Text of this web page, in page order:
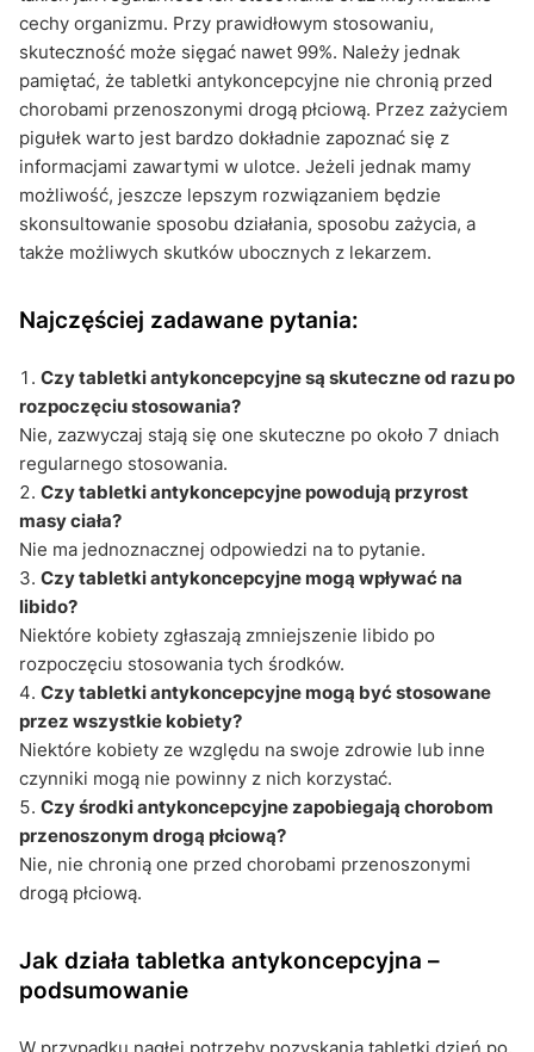
cechy organizmu. Przy prawidłowym stosowaniu,
skuteczność może sięgać nawet 99%. Należy jednak
pamiętać, że tabletki antykoncepcyjne nie chronią przed
chorobami przenoszonymi drogą płciową. Przez zażyciem
pigułek warto jest bardzo dokładnie zapoznać się z
informacjami zawartymi w ulotce. Jeżeli jednak mamy
możliwość, jeszcze lepszym rozwiązaniem będzie
skonsultowanie sposobu działania, sposobu zażycia, a
także możliwych skutków ubocznych z lekarzem.
Najczęściej zadawane pytania:
Czy tabletki antykoncepcyjne są skuteczne od razu po
rozpoczęciu stosowania?
Nie, zazwyczaj stają się one skuteczne po około 7 dniach
regularnego stosowania.
Czy tabletki antykoncepcyjne powodują przyrost
masy ciała?
Nie ma jednoznacznej odpowiedzi na to pytanie.
Czy tabletki antykoncepcyjne mogą wpływać na
libido?
Niektóre kobiety zgłaszają zmniejszenie libido po
rozpoczęciu stosowania tych środków.
Czy tabletki antykoncepcyjne mogą być stosowane
przez wszystkie kobiety?
Niektóre kobiety ze względu na swoje zdrowie lub inne
czynniki mogą nie powinny z nich korzystać.
Czy środki antykoncepcyjne zapobiegają chorobom
przenoszonym drogą płciową?
Nie, nie chronią one przed chorobami przenoszonymi
drogą płciową.
Jak działa tabletka antykoncepcyjna –
podsumowanie
W przypadku nagłej potrzeby pozyskania tabletki dzień po,